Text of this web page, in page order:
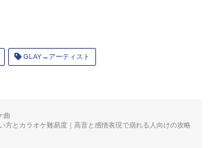
GLAY→アーティスト
曲
方とカラオケ難易度｜高音と感情表現で崩れる人向けの攻略